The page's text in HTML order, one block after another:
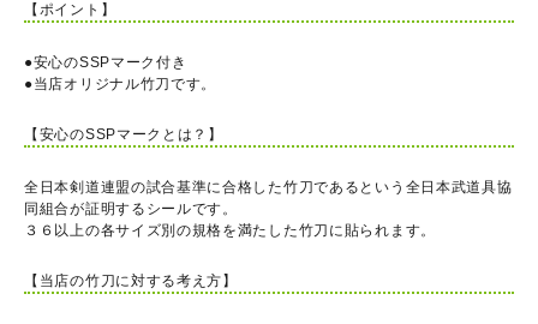
【ポイント】
●安心のSSPマーク付き
●当店オリジナル竹刀です。
【安心のSSPマークとは？】
全日本剣道連盟の試合基準に合格した竹刀であるという全日本武道具協
同組合が証明するシールです。
３６以上の各サイズ別の規格を満たした竹刀に貼られます。
【当店の竹刀に対する考え方】